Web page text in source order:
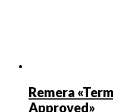
Remera
Approved»